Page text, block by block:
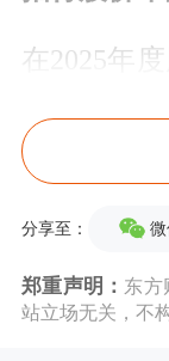
在2025年
价与估值
家文在会
小组并由
分享至：
郑重声明： 东方
站立场无关，不